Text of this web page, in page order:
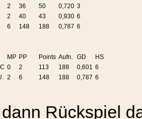
2 36 50 0,720 3
2 40 43 0,930 6
6 148 188 0,787 6
MP PP Points Aufn. GD
HS
0 2 113 188 0,601 6
2 6 148 188 0,787 6
Rückspiel